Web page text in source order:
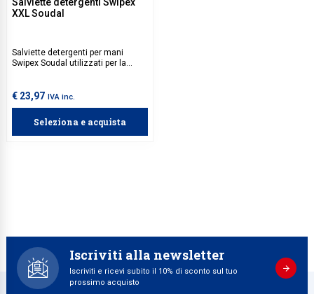
XXL Soudal
Salviette detergenti per mani
Swipex Soudal utilizzati per la
efficacemente residui di sigillanti
e adesivi non polimerizzati,
€ 23,97 IVA inc.
Seleziona e acquista
Iscriviti alla newsletter
Iscriviti e ricevi subito il 10% di sconto sul tuo
prossimo acquisto